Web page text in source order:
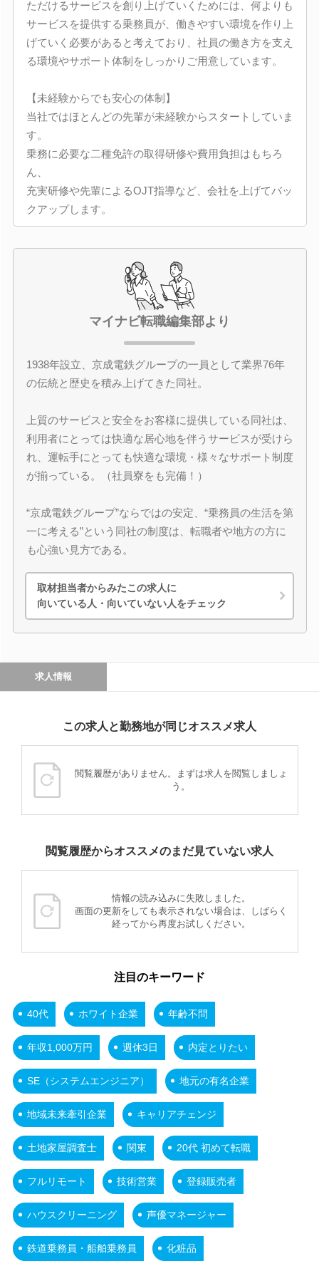
ただけるサービスを創り上げていくためには、何よりも
サービスを提供する乗務員が、働きやすい環境を作り上
げていく必要があると考えており、社員の働き方を支え
る環境やサポート体制をしっかりご用意しています。
【未経験からでも安心の体制】
当社ではほとんどの先輩が未経験からスタートしていま
す。
乗務に必要な二種免許の取得研修や費用負担はもちろ
ん、
充実研修や先輩によるOJT指導など、会社を上げてバッ
クアップします。
マイナビ転職編集部より
1938年設立、京成電鉄グループの一員として業界76年
の伝統と歴史を積み上げてきた同社。
上質のサービスと安全をお客様に提供している同社は、
利用者にとっては快適な居心地を伴うサービスが受けら
れ、運転手にとっても快適な環境・様々なサポート制度
が揃っている。（社員寮をも完備！）
“京成電鉄グループ”ならではの安定、“乗務員の生活を第
一に考える”という同社の制度は、転職者や地方の方に
も心強い見方である。
取材担当者からみたこの求人に
向いている人・向いていない人をチェック
求人情報
この求人と勤務地が同じオススメ求人
閲覧履歴がありません。まずは求人を閲覧しましょ
う。
閲覧履歴からオススメのまだ見ていない求人
情報の読み込みに失敗しました。
画面の更新をしても表示されない場合は、しばらく
経ってから再度お試しください。
注目のキーワード
40代 ホワイト企業 年齢不問
年収1,000万円 週休3日 内定とりたい
SE（システムエンジニア） 地元の有名企業
地域未来牽引企業 キャリアチェンジ
土地家屋調査士 関東 20代 初めて転職
フルリモート 技術営業 登録販売者
ハウスクリーニング 声優マネージャー
鉄道乗務員・船舶乗務員 化粧品